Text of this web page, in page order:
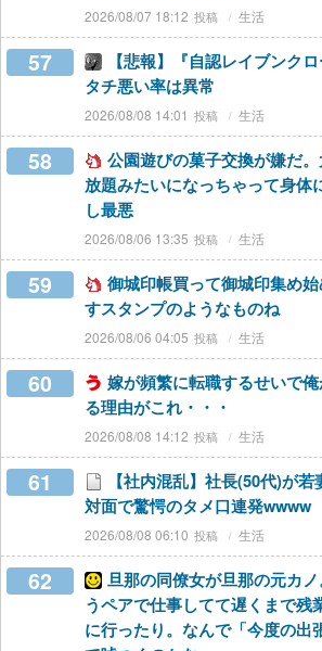
2026/08/07 18:12 生活
57
【悲報】『自認レイブンク
タチ悪い率は異常
2026/08/08 14:01 生活
58
公園遊びの菓子交換が嫌だ
放題みたいになっちゃって身体
し最悪
2026/08/06 13:35 生活
59
御城印帳買って御城印集め
すスタンプのようなものね
2026/08/06 04:05 生活
60
嫁が頻繁に転職するせいで
る理由がこれ・・・
2026/08/08 14:12 生活
61
【社内混乱】社長(50代)が
対面で驚愕のタメ口連発wwww
2026/08/08 06:10 生活
62
旦那の同僚女が旦那の元カ
うペアで仕事してて遅くまで残
に行ったり。なんで「今度の出